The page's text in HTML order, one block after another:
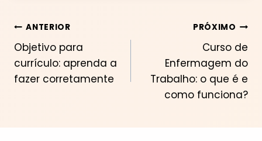
Navegação
de
Post
ANTERIOR
Objetivo para
currículo: aprenda a
fazer corretamente
PRÓXIMO
Curso de
Enfermagem do
Trabalho: o que é e
como funciona?